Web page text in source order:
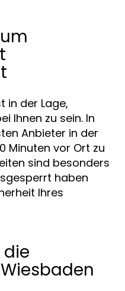
in der Lage,
Ihnen zu sein. In
Anbieter in der
Minuten vor Ort zu
sind besonders
haben
Ihres